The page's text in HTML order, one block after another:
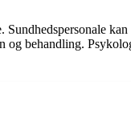
kan
og behandling.